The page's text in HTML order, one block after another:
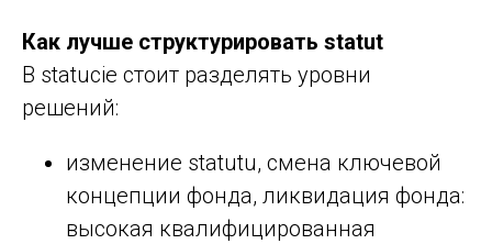
Как лучше структурировать statut
В statucie стоит разделять уровни
решений:
изменение statutu, смена ключевой
концепции фонда, ликвидация фонда:
высокая квалифицированная